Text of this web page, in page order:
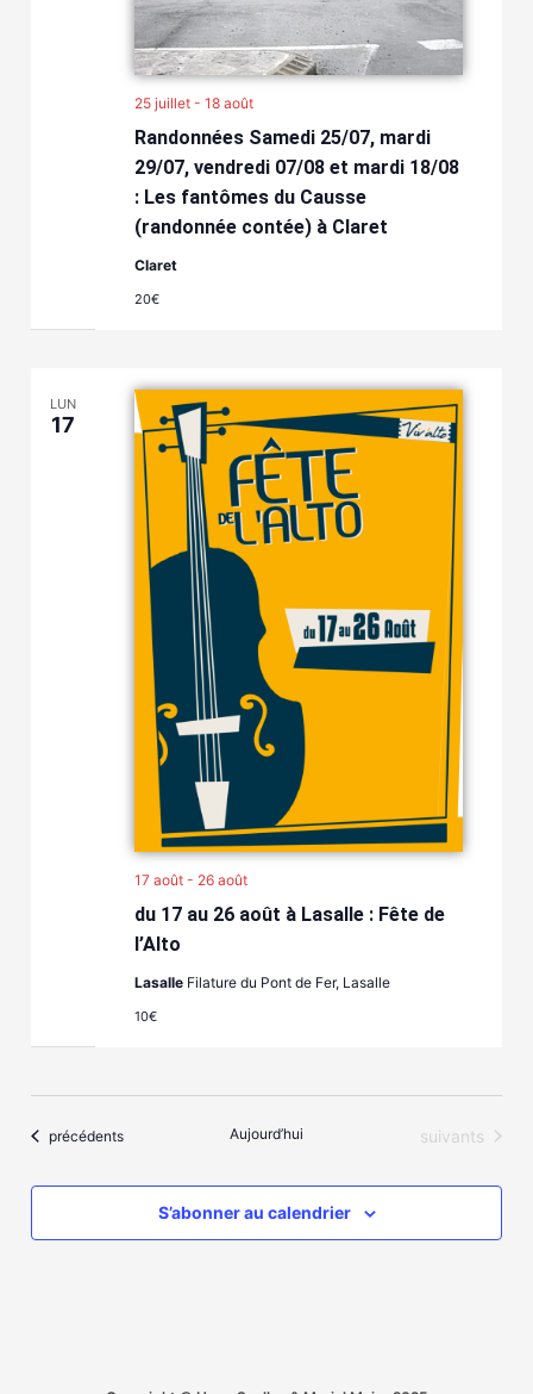
Randonnées Samedi 25/07, mardi
29/07, vendredi 07/08 et mardi 18/08
: Les fantômes du Causse
(randonnée contée) à Claret
25 juillet- 18 août
Claret
20€
LUN
17
du 17 au 26 août à Lasalle : Fête de
l’Alto
17 août- 26 août
Lasalle Filature du Pont de Fer, Lasalle
10€
Évènements
précédents Aujourd’hui Évènements
suivants
S’abonner au calendrier